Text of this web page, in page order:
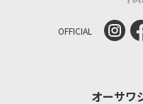
OFFICIAL
オーサワ